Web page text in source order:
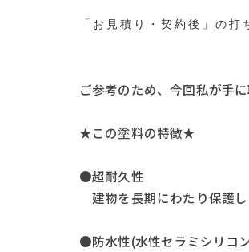
「お見積り・契約後」の
ご参考のため、今回私が手
★この塗料の特徴★
●超耐久性
建物を長期にわたり保護し
●防水性(水性セラミシリコ